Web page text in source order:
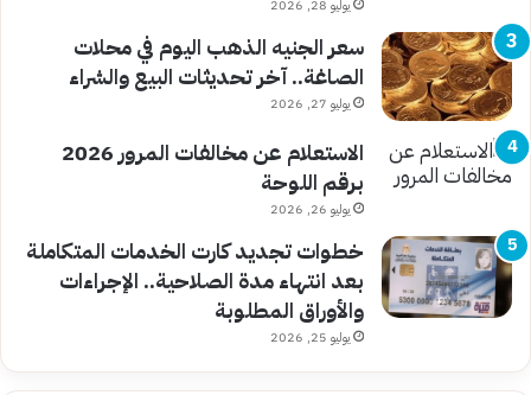
يوليو 28, 2026
سعر الجنيه الذهب اليوم في محلات
الصاغة.. آخر تحديثات البيع والشراء
يوليو 27, 2026
الاستعلام عن مخالفات المرور 2026
برقم اللوحة
يوليو 26, 2026
خطوات تجديد كارت الخدمات المتكاملة
بعد انتهاء مدة الصلاحية.. الإجراءات
والأوراق المطلوبة
يوليو 25, 2026